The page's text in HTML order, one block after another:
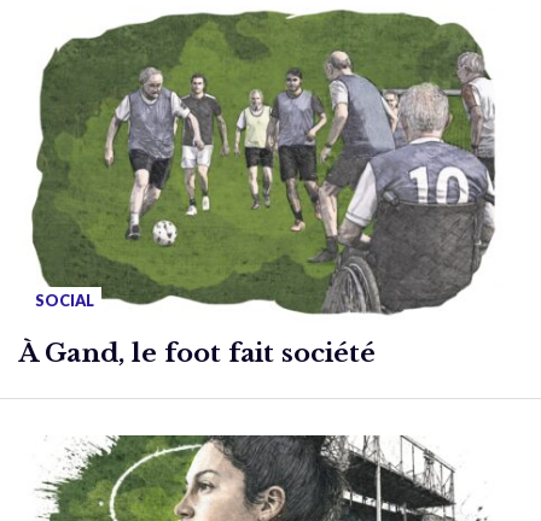
SOCIAL
À Gand, le foot fait société